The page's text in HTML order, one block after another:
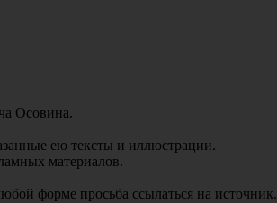
Осовина.
ею тексты и иллюстрации.
материалов.
форме просьба ссылаться на источник.